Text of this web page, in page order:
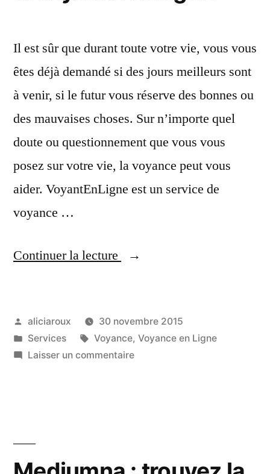
Il est sûr que durant toute votre vie, vous vous
êtes déjà demandé si des jours meilleurs sont
à venir, si le futur vous réserve des bonnes ou
des mauvaises choses. Sur n’importe quel
doute ou questionnement que vous vous
posez sur votre vie, la voyance peut vous
aider. VoyantEnLigne est un service de
voyance …
Continuer la lecture
« VoyantEnLigne
la
voyance
Publié
par
aliciaroux
30 novembre 2015
Publié
dans
Services Étiquettes :
Voyance, Voyance en Ligne
Laisser un commentairesur